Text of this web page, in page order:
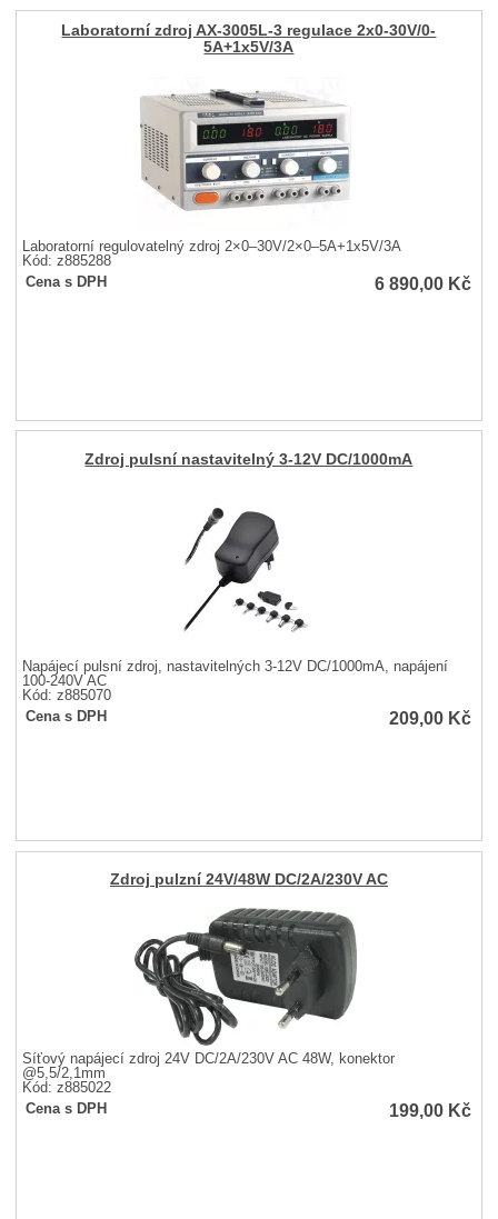
Laboratorní zdroj AX-3005L-3 regulace 2x0-30V/0-
5A+1x5V/3A
Laboratorní regulovatelný zdroj 2×0–30V/2×0–5A+1x5V/3A
Kód: z885288
Cena s DPH
6 890,00 Kč
Zdroj pulsní nastavitelný 3-12V DC/1000mA
Napájecí pulsní zdroj, nastavitelných 3-12V DC/1000mA, napájení
100-240V AC
Kód: z885070
Cena s DPH
209,00 Kč
Zdroj pulzní 24V/48W DC/2A/230V AC
Síťový napájecí zdroj 24V DC/2A/230V AC 48W, konektor
@5,5/2,1mm
Kód: z885022
Cena s DPH
199,00 Kč